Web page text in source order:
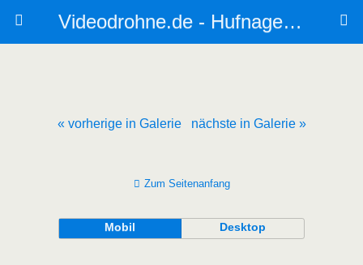
Videodrohne.de - Hufnagel Industrie- und Ingenieurflug
« vorherige in Galerie nächste in Galerie »
Zum Seitenanfang
Mobil Desktop